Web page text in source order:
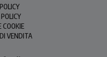
COOKIE
VENDITA